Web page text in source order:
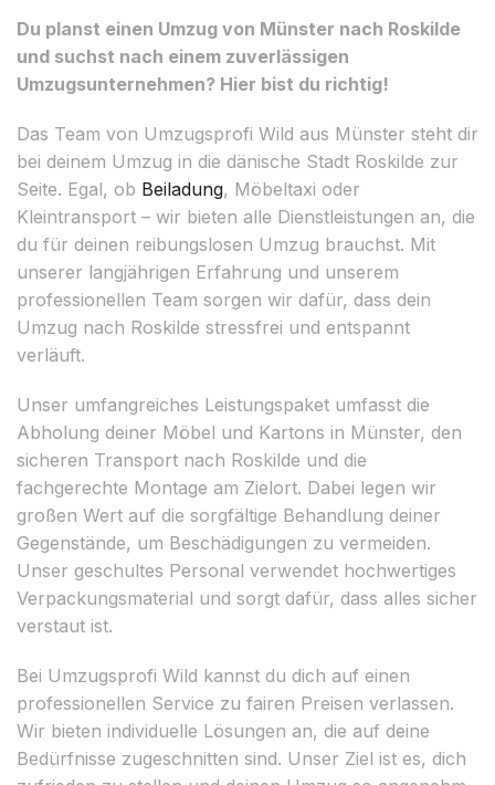
Du planst einen Umzug von Münster nach Roskilde
und suchst nach einem zuverlässigen
Umzugsunternehmen? Hier bist du richtig!
Das Team von Umzugsprofi Wild aus Münster steht dir
bei deinem Umzug in die dänische Stadt Roskilde zur
Seite. Egal, ob Beiladung, Möbeltaxi oder
Kleintransport – wir bieten alle Dienstleistungen an, die
du für deinen reibungslosen Umzug brauchst. Mit
unserer langjährigen Erfahrung und unserem
professionellen Team sorgen wir dafür, dass dein
Umzug nach Roskilde stressfrei und entspannt
verläuft.
Unser umfangreiches Leistungspaket umfasst die
Abholung deiner Möbel und Kartons in Münster, den
sicheren Transport nach Roskilde und die
fachgerechte Montage am Zielort. Dabei legen wir
großen Wert auf die sorgfältige Behandlung deiner
Gegenstände, um Beschädigungen zu vermeiden.
Unser geschultes Personal verwendet hochwertiges
Verpackungsmaterial und sorgt dafür, dass alles sicher
verstaut ist.
Bei Umzugsprofi Wild kannst du dich auf einen
professionellen Service zu fairen Preisen verlassen.
Wir bieten individuelle Lösungen an, die auf deine
Bedürfnisse zugeschnitten sind. Unser Ziel ist es, dich